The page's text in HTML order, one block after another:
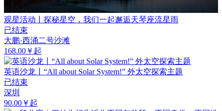
观星活动丨探秘星空，我们一起邂逅天琴座流星雨
已结束
大鹏·西涌二号沙滩
168.00￥起
英语沙龙丨“All about Solar System!” 外太空探索主题
已结束
深圳
90.00￥起